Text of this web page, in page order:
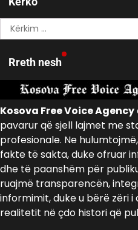
Kërko
për:
Rreth nesh
Kosova Free Voice Agency
pavarur që sjell lajmet me
profesionale. Ne
fakte të sakta, duke ofruar
dhe të paanshëm për
ruajmë transparencën,
informimit, duke u bërë zëri
realitetit në çdo histori që